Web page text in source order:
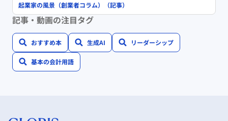
起業家の風景（創業者コラム）（記事）
記事・動画の注目タグ
おすすめ本 生成AI リーダーシップ
基本の会計用語